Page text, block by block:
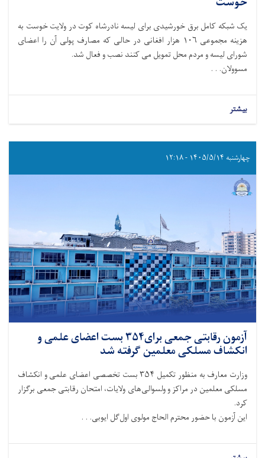
یک شبکه کامل برق خورشیدی برای لیسه نادرشاه کوت در ولایت خوست به
هزینه مجموعی ۱۰۶ هزار افغانی در حالی که مصارف پولی آن را اعضای
شورای لیسه و مردم محل تمویل می کنند نصب و فعال شد.
مسوولان. . .
بیشتر
چهارشنبه ۱۴۰۵/۵/۱۴ - ۱۲:۱۸
آزمون رقابتی جمعی برای۳۵۴ بست اعضای علمی و
انکشاف مسلکی معلمین گرفته شد
وزارت معارف به‌ منظور تکمیل ۳۵۴ بست تخصصی اعضای علمی و انکشاف
مسلکی معلمین در مراکز و ولسوالی‌های ولایات، امتحان رقابتی جمعی برگزار
کرد.
این آزمون با حضور محترم الحاج مولوی اول‌گل ایوبی. . .